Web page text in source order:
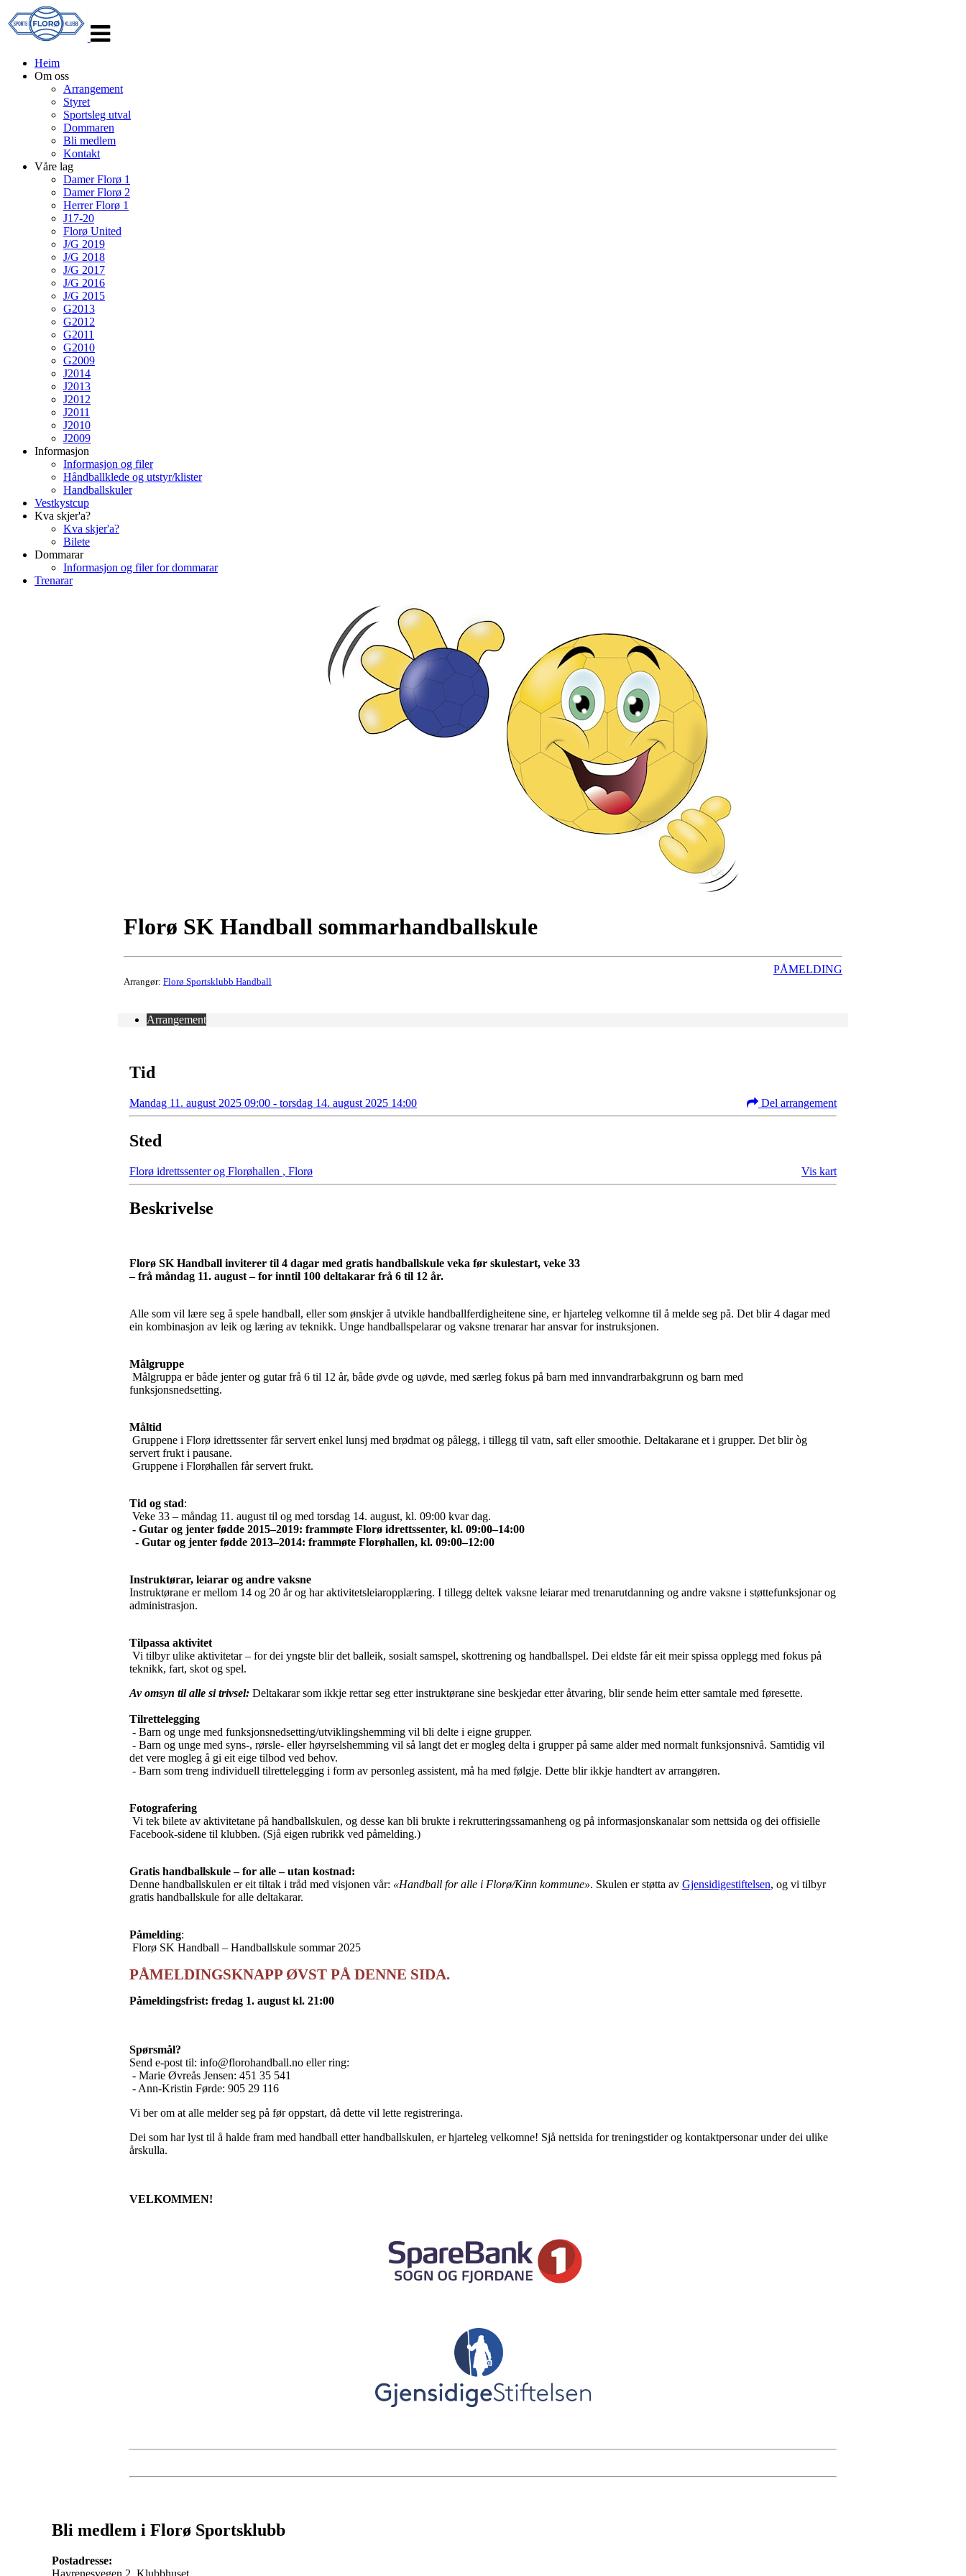
navigasjon
Heim
Om oss
Arrangement
Styret
Sportsleg utval
Dommaren
Bli medlem
Kontakt
Våre lag
Damer Florø 1
Damer Florø 2
Herrer Florø 1
J17-20
Florø United
J/G 2019
J/G 2018
J/G 2017
J/G 2016
J/G 2015
G2013
G2012
G2011
G2010
G2009
J2014
J2013
J2012
J2011
J2010
J2009
Informasjon
Informasjon og filer
Håndballklede og utstyr/klister
Handballskuler
Vestkystcup
Kva skjer'a?
Kva skjer'a?
Bilete
Dommarar
Informasjon og filer for dommarar
Trenarar
Florø SK Handball sommarhandballskule
Arrangør: Florø Sportsklubb Handball
PÅMELDING
Arrangement
Tid
Mandag 11. august 2025 09:00 - torsdag 14. august 2025 14:00 Del arrangement
Sted
Florø idrettssenter og Florøhallen , Florø Vis kart
Beskrivelse
Florø SK Handball inviterer til 4 dagar med gratis handballskule veka før skulestart, veke 33
– frå måndag 11. august – for inntil 100 deltakarar frå 6 til 12 år.
Alle som vil lære seg å spele handball, eller som ønskjer å utvikle handballferdigheitene sine, er hjarteleg velkomne til å melde seg på. Det blir 4 dagar med
ein kombinasjon av leik og læring av teknikk. Unge handballspelarar og vaksne trenarar har ansvar for instruksjonen.
Målgruppe
Målgruppa er både jenter og gutar frå 6 til 12 år, både øvde og uøvde, med særleg fokus på barn med innvandrarbakgrunn og barn med
funksjonsnedsetting.
Måltid
Gruppene i Florø idrettssenter får servert enkel lunsj med brødmat og pålegg, i tillegg til vatn, saft eller smoothie. Deltakarane et i grupper. Det blir òg
servert frukt i pausane.
Gruppene i Florøhallen får servert frukt.
Tid og stad:
Veke 33 – måndag 11. august til og med torsdag 14. august, kl. 09:00 kvar dag.
- Gutar og jenter fødde 2015–2019: frammøte Florø idrettssenter, kl. 09:00–14:00
- Gutar og jenter fødde 2013–2014: frammøte Florøhallen, kl. 09:00–12:00
Instruktørar, leiarar og andre vaksne
Instruktørane er mellom 14 og 20 år og har aktivitetsleiaropplæring. I tillegg deltek vaksne leiarar med trenarutdanning og andre vaksne i støttefunksjonar og
administrasjon.
Tilpassa aktivitet
Vi tilbyr ulike aktivitetar – for dei yngste blir det balleik, sosialt samspel, skottrening og handballspel. Dei eldste får eit meir spissa opplegg med fokus på
teknikk, fart, skot og spel.
Av omsyn til alle si trivsel: Deltakarar som ikkje rettar seg etter instruktørane sine beskjedar etter åtvaring, blir sende heim etter samtale med føresette.
Tilrettelegging
- Barn og unge med funksjonsnedsetting/utviklingshemming vil bli delte i eigne grupper.
- Barn og unge med syns-, rørsle- eller høyrselshemming vil så langt det er mogleg delta i grupper på same alder med normalt funksjonsnivå. Samtidig vil
det vere mogleg å gi eit eige tilbod ved behov.
- Barn som treng individuell tilrettelegging i form av personleg assistent, må ha med følgje. Dette blir ikkje handtert av arrangøren.
Fotografering
Vi tek bilete av aktivitetane på handballskulen, og desse kan bli brukte i rekrutteringssamanheng og på informasjonskanalar som nettsida og dei offisielle
Facebook-sidene til klubben. (Sjå eigen rubrikk ved påmelding.)
Gratis handballskule – for alle – utan kostnad:
Denne handballskulen er eit tiltak i tråd med visjonen vår: «Handball for alle i Florø/Kinn kommune». Skulen er støtta av Gjensidigestiftelsen, og vi tilbyr
gratis handballskule for alle deltakarar.
Påmelding:
Florø SK Handball – Handballskule sommar 2025
PÅMELDINGSKNAPP ØVST PÅ DENNE SIDA.
Påmeldingsfrist: fredag 1. august kl. 21:00
Spørsmål?
Send e-post til: info@florohandball.no eller ring:
- Marie Øvreås Jensen: 451 35 541
- Ann-Kristin Førde: 905 29 116
Vi ber om at alle melder seg på før oppstart, då dette vil lette registreringa.
Dei som har lyst til å halde fram med handball etter handballskulen, er hjarteleg velkomne! Sjå nettsida for treningstider og kontaktpersonar under dei ulike
årskulla.
VELKOMMEN!
Bli medlem i Florø Sportsklubb
Postadresse: